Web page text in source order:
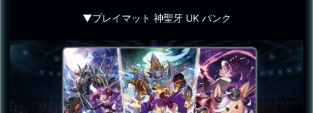
▼プレイマット 神聖牙 UK パンク